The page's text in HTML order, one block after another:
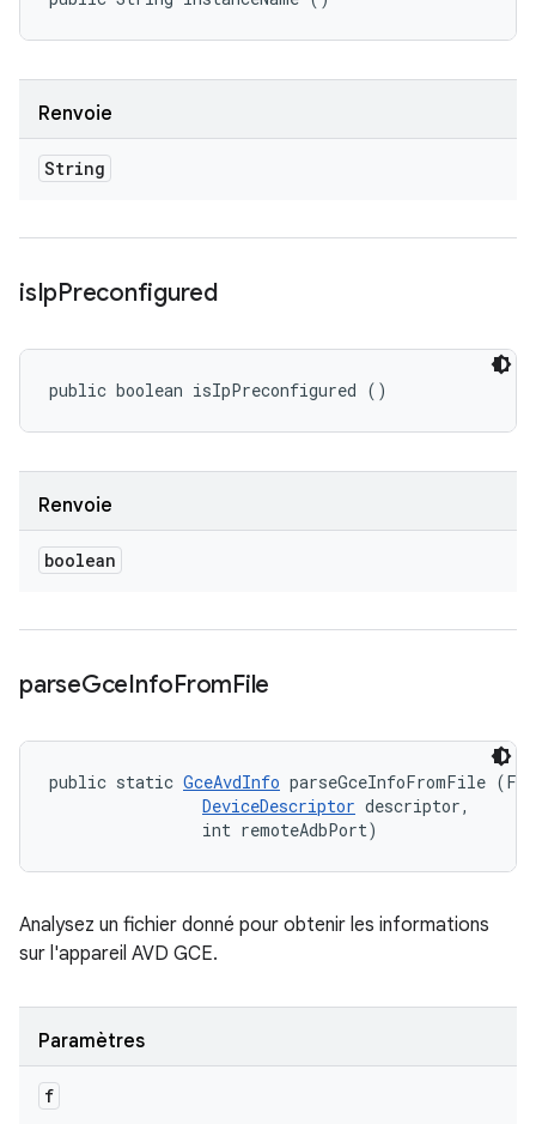
Renvoie
String
isIpPreconfigured
public boolean isIpPreconfigured ()
Renvoie
boolean
parseGceInfoFromFile
public static GceAvdInfo parseGceInfoFromFile
DeviceDescriptor descriptor,
                int remoteAdbPort)
Analysez un fichier donné pour obtenir les informations
sur l'appareil AVD GCE.
Paramètres
f